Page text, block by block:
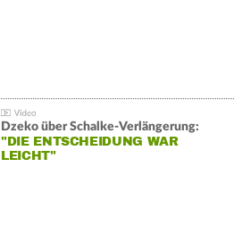
Dzeko über Schalke-Verlängerung:
"DIE ENTSCHEIDUNG WAR
LEICHT"